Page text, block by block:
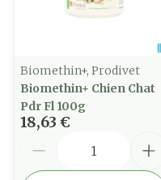
Biomethin+, Prodivet
Biomethin+ Chien Chat
Pdr Fl 100g
18,63 €